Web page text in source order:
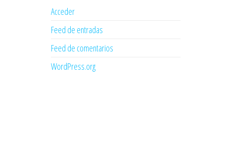
Acceder
Feed de entradas
Feed de comentarios
WordPress.org